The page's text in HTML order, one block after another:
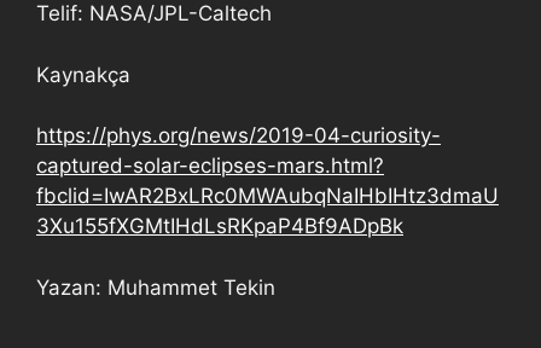
Telif: NASA/JPL-Caltech
Kaynakça
https://phys.org/news/2019-04-curiosity-
captured-solar-eclipses-mars.html?
fbclid=IwAR2BxLRc0MWAubqNaIHbIHtz3dmaU
3Xu155fXGMtIHdLsRKpaP4Bf9ADpBk
Yazan: Muhammet Tekin